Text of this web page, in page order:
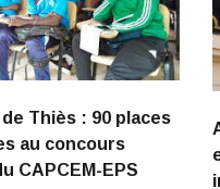
de Thiès : 90 places
au concours
CAPCEM-EPS